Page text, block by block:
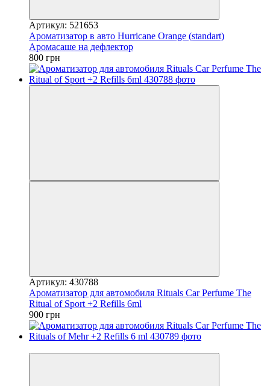
Артикул: 521653
Ароматизатор в авто Hurricane Orange (standart)
Аромасаше на дефлектор
800 грн
Артикул: 430788
Ароматизатор для автомобиля Rituals Car Perfume The
Ritual of Sport +2 Refills 6ml
900 грн